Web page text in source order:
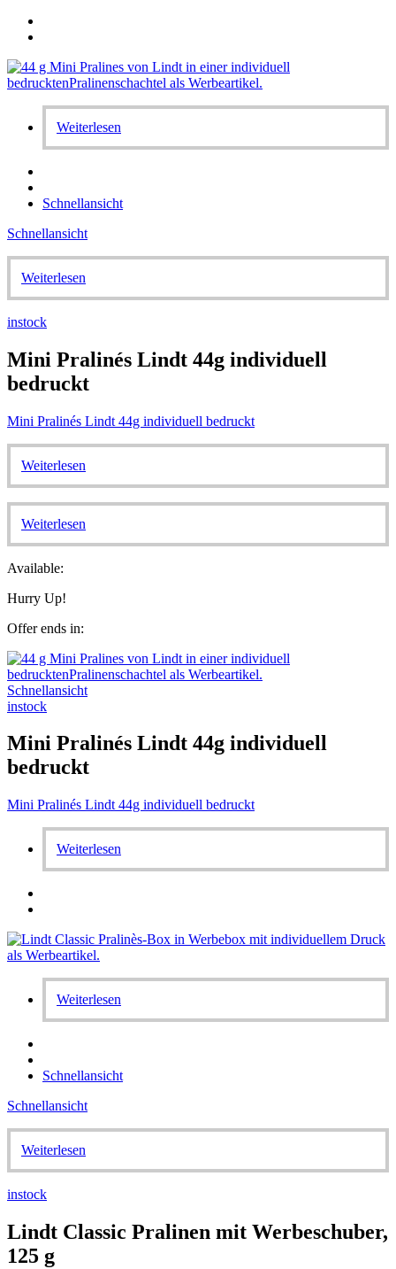
Weiterlesen
Schnellansicht
Schnellansicht
Weiterlesen
instock
Mini Pralinés Lindt 44g individuell
bedruckt
Mini Pralinés Lindt 44g individuell bedruckt
Weiterlesen
Weiterlesen
Available:
Hurry Up!
Offer ends in:
Schnellansicht
instock
Mini Pralinés Lindt 44g individuell
bedruckt
Mini Pralinés Lindt 44g individuell bedruckt
Weiterlesen
Weiterlesen
Schnellansicht
Schnellansicht
Weiterlesen
instock
Lindt Classic Pralinen mit Werbeschuber,
125 g